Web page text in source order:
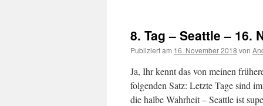
Tag
–
Von
Seattle
nach
Mülheim
–
8. Tag – Seattle – 16.
Publiziert am 16. November 2018 von
Ja, Ihr kennt das von meinen
folgenden Satz: Letzte Tage sind
die halbe Wahrheit – Seattle ist